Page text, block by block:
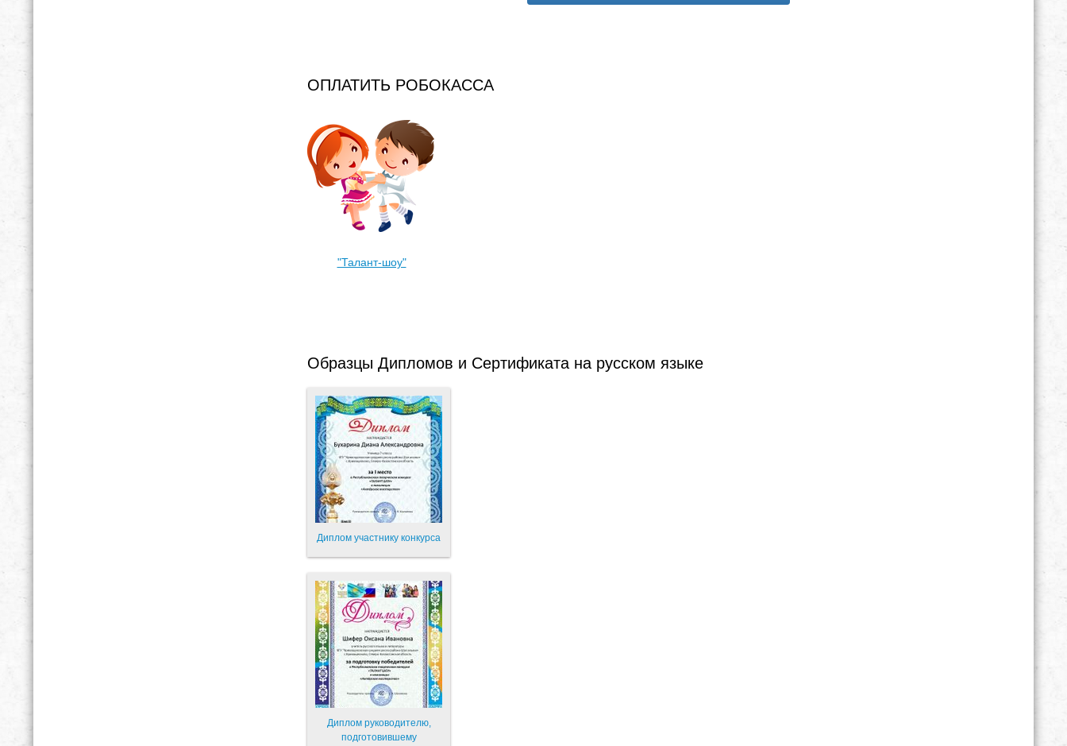
ОПЛАТИТЬ РОБОКАССА
"Талант-шоу"
Образцы Дипломов и Сертификата на русском языке
Диплом участнику конкурса
Диплом руководителю,
подготовившему